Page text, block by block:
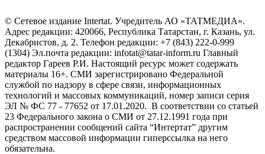
© Сетевое издание Intertat. Учредитель АО «ТАТМЕДИА».
Адрес редакции: 420066, Республика Татарстан, г. Казань, ул.
Декабристов, д. 2. Телефон редакции: +7 (843) 222-0-999
(1304) Эл.почта редакции: infotat@tatar-inform.ru Главный
редактор Гареев Р.И. Настоящий ресурс может содержать
материалы 16+. СМИ зарегистрировано Федеральной
службой по надзору в сфере связи, информационных
технологий и массовых коммуникаций, номер записи серия
ЭЛ № ФС 77 - 77652 от 17.01.2020. В соответствии со статьей
23 Федерального закона о СМИ от 27.12.1991 года при
распространении сообщений сайта “Интертат” другим
средством массовой информации гиперссылка на него
обязательна.